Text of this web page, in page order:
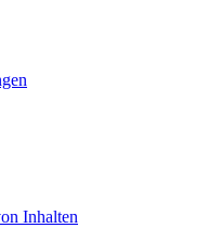
Inhalten